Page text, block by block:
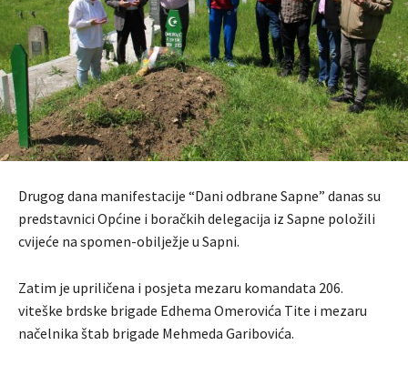
Drugog dana manifestacije “Dani odbrane Sapne” danas su
predstavnici Općine i boračkih delegacija iz Sapne položili
cvijeće na spomen-obilježje u Sapni.
Zatim je upriličena i posjeta mezaru komandata 206.
viteške brdske brigade Edhema Omerovića Tite i mezaru
načelnika štab brigade Mehmeda Garibovića.